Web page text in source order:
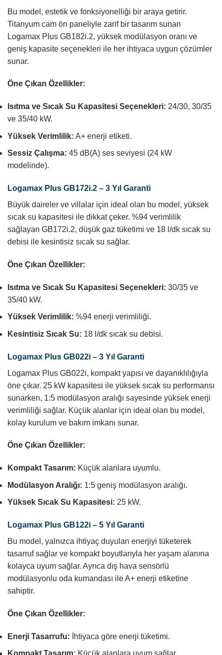
Bu model, estetik ve fonksiyonelliği bir araya getirir.
Titanyum cam ön paneliyle zarif bir tasarım sunan
Logamax Plus GB182i.2, yüksek modülasyon oranı ve
geniş kapasite seçenekleri ile her ihtiyaca uygun çözümler
sunar.
Öne Çıkan Özellikler:
Isıtma ve Sıcak Su Kapasitesi Seçenekleri: 24/30, 30/35
ve 35/40 kW.
Yüksek Verimlilik: A+ enerji etiketi.
Sessiz Çalışma: 45 dB(A) ses seviyesi (24 kW
modelinde).
Logamax Plus GB172i.2 – 3 Yıl Garanti
Büyük daireler ve villalar için ideal olan bu model, yüksek
sıcak su kapasitesi ile dikkat çeker. %94 verimlilik
sağlayan GB172i.2, düşük gaz tüketimi ve 18 l/dk sıcak su
debisi ile kesintisiz sıcak su sağlar.
Öne Çıkan Özellikler:
Isıtma ve Sıcak Su Kapasitesi Seçenekleri: 30/35 ve
35/40 kW.
Yüksek Verimlilik: %94 enerji verimliliği.
Kesintisiz Sıcak Su: 18 l/dk sıcak su debisi.
Logamax Plus GB022i – 3 Yıl Garanti
Logamax Plus GB022i, kompakt yapısı ve dayanıklılığıyla
öne çıkar. 25 kW kapasitesi ile yüksek sıcak su performansı
sunarken, 1:5 modülasyon aralığı sayesinde yüksek enerji
verimliliği sağlar. Küçük alanlar için ideal olan bu model,
kolay kurulum ve bakım imkanı sunar.
Öne Çıkan Özellikler:
Kompakt Tasarım: Küçük alanlara uyumlu.
Modülasyon Aralığı: 1:5 geniş modülasyon aralığı.
Yüksek Sıcak Su Kapasitesi: 25 kW.
Logamax Plus GB122i – 5 Yıl Garanti
Bu model, yalnızca ihtiyaç duyulan enerjiyi tüketerek
tasarruf sağlar ve kompakt boyutlarıyla her yaşam alanına
kolayca uyum sağlar. Ayrıca dış hava sensörlü
modülasyonlu oda kumandası ile A+ enerji etiketine
sahiptir.
Öne Çıkan Özellikler:
Enerji Tasarrufu: İhtiyaca göre enerji tüketimi.